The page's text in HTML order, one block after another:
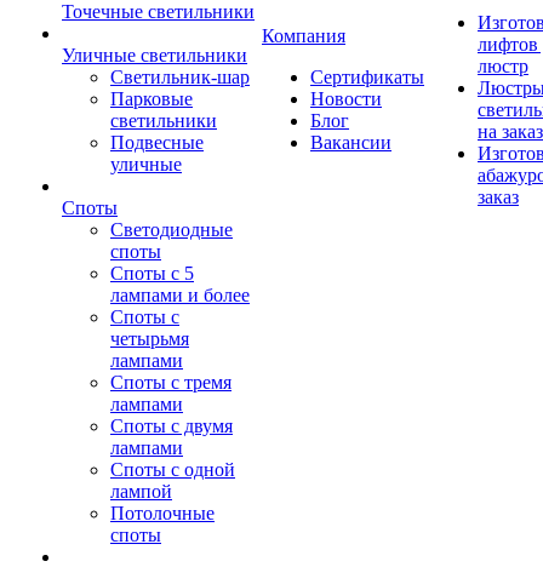
Точечные светильники
Уличные светильники
Светильник-шар
Парковые
светильники
Подвесные
уличные
Споты
Светодиодные
споты
Споты с 5
лампами и более
Споты с
четырьмя
лампами
Споты с тремя
лампами
Споты с двумя
лампами
Споты с одной
лампой
Потолочные
споты
Компания
Сертификаты
Новости
Блог
Вакансии
лифтов
люстр
на заказ
заказ